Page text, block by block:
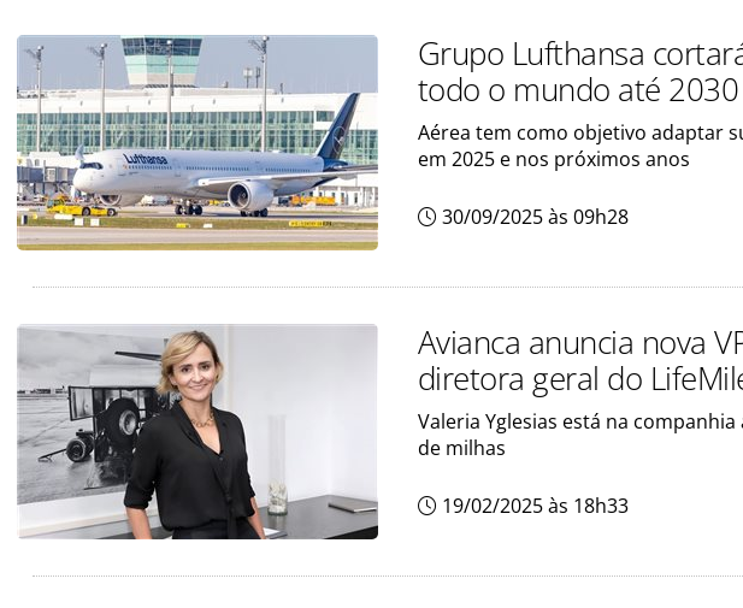
Grupo Lufthansa
todo o mundo até 2030
Aérea tem como objetivo adaptar
em 2025 e nos próximos anos
30/09/2025 às 09h28
Avianca anuncia nova
diretora geral do
Valeria Yglesias está na
de milhas
19/02/2025 às 18h33